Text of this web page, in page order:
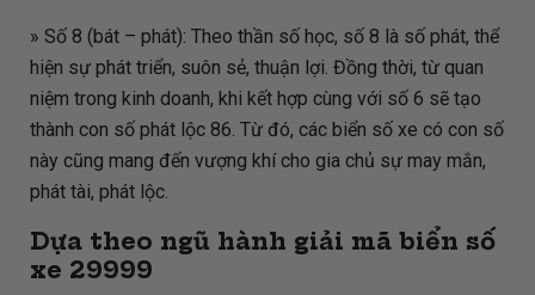
» Số 8 (bát – phát): Theo thần số học, số 8 là số phát, thể
hiện sự phát triển, suôn sẻ, thuận lợi. Đồng thời, từ quan
niệm trong kinh doanh, khi kết hợp cùng với số 6 sẽ tạo
thành con số phát lộc 86. Từ đó, các biển số xe có con số
này cũng mang đến vượng khí cho gia chủ sự may mắn,
phát tài, phát lộc.
Dựa theo ngũ hành giải mã biển số
xe 29999